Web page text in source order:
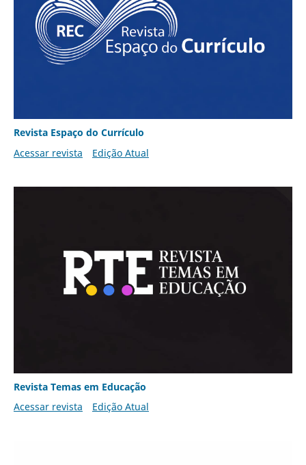
Revista Espaço do Currículo
Acessar revista
Edição Atual
Revista Temas em Educação
Acessar revista
Edição Atual